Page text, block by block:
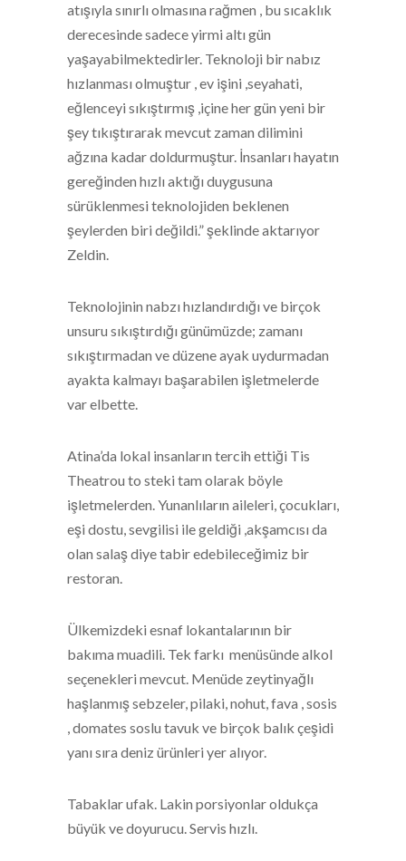
atışıyla sınırlı olmasına rağmen , bu sıcaklık
derecesinde sadece yirmi altı gün
yaşayabilmektedirler. Teknoloji bir nabız
hızlanması olmuştur , ev işini ,seyahati,
eğlenceyi sıkıştırmış ,içine her gün yeni bir
şey tıkıştırarak mevcut zaman dilimini
ağzına kadar doldurmuştur. İnsanları hayatın
gereğinden hızlı aktığı duygusuna
sürüklenmesi teknolojiden beklenen
şeylerden biri değildi.” şeklinde aktarıyor
Zeldin.
Teknolojinin nabzı hızlandırdığı ve birçok
unsuru sıkıştırdığı günümüzde; zamanı
sıkıştırmadan ve düzene ayak uydurmadan
ayakta kalmayı başarabilen işletmelerde
var elbette.
Atina’da lokal insanların tercih ettiği Tis
Theatrou to steki tam olarak böyle
işletmelerden. Yunanlıların aileleri, çocukları,
eşi dostu, sevgilisi ile geldiği ,akşamcısı da
olan salaş diye tabir edebileceğimiz bir
restoran.
Ülkemizdeki esnaf lokantalarının bir
bakıma muadili. Tek farkı menüsünde alkol
seçenekleri mevcut. Menüde zeytinyağlı
haşlanmış sebzeler, pilaki, nohut, fava , sosis
, domates soslu tavuk ve birçok balık çeşidi
yanı sıra deniz ürünleri yer alıyor.
Tabaklar ufak. Lakin porsiyonlar oldukça
büyük ve doyurucu. Servis hızlı.